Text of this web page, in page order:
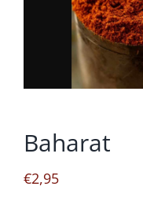
Baharat
€2,95